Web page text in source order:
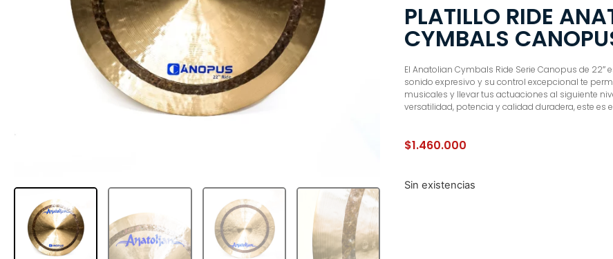
PLATILLO RIDE
CYMBALS
El Anatolian Cymbals Ride Serie Canopus de 22″
sonido expresivo y su control excepcional te
musicales y llevar tus actuaciones al siguiente
versatilidad, potencia y calidad duradera, este es
$1.460.000
Sin existencias